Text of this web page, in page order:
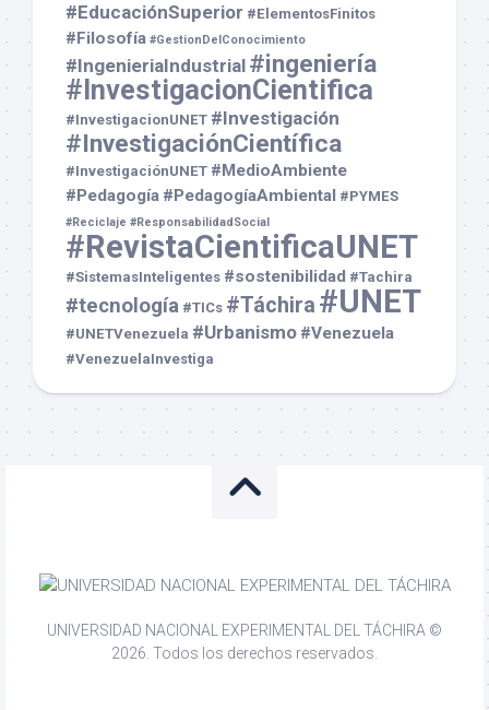
#EducaciónSuperior #ElementosFinitos
#Filosofía #GestionDelConocimiento
#IngenieriaIndustrial #ingeniería
#InvestigacionCientifica
#InvestigacionUNET #Investigación
#InvestigaciónCientífica
#InvestigaciónUNET #MedioAmbiente
#Pedagogía #PedagogíaAmbiental #PYMES
#Reciclaje #ResponsabilidadSocial
#RevistaCientificaUNET
#SistemasInteligentes #sostenibilidad #Tachira
#tecnología #TICs #Táchira #UNET
#UNETVenezuela #Urbanismo #Venezuela
#VenezuelaInvestiga
UNIVERSIDAD NACIONAL EXPERIMENTAL DEL TÁCHIRA ©
2026. Todos los derechos reservados.